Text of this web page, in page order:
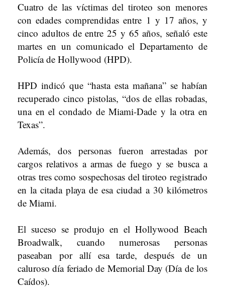
Cuatro de las víctimas del tiroteo son menores
con edades comprendidas entre 1 y 17 años, y
cinco adultos de entre 25 y 65 años, señaló este
martes en un comunicado el Departamento de
Policía de Hollywood (HPD).
HPD indicó que “hasta esta mañana” se habían
recuperado cinco pistolas, “dos de ellas robadas,
una en el condado de Miami-Dade y la otra en
Texas”.
Además, dos personas fueron arrestadas por
cargos relativos a armas de fuego y se busca a
otras tres como sospechosas del tiroteo registrado
en la citada playa de esa ciudad a 30 kilómetros
de Miami.
El suceso se produjo en el Hollywood Beach
Broadwalk, cuando numerosas personas
paseaban por allí esa tarde, después de un
caluroso día feriado de Memorial Day (Día de los
Caídos).